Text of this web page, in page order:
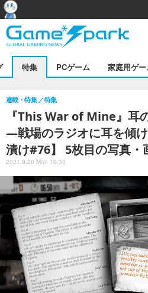
特集 PCゲーム 家庭用ゲー
『This War of Mine』耳
―戦場のラジオに耳を傾
漬け#76】 5枚目の写真・
連載・特集 特集
2021.9.20 Mon 18:30